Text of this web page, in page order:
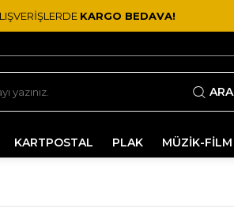
KARGO BEDAVA!
ARA
KARTPOSTAL PLAK MÜZİK-FİLM